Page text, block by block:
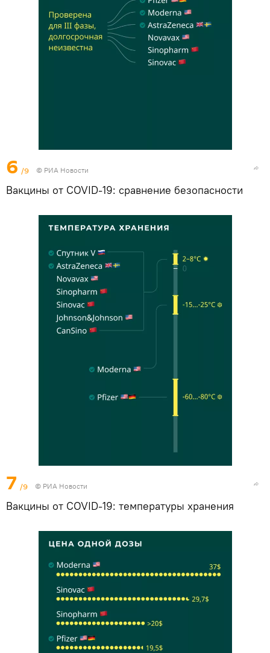
6 /9 © РИА Новости
Вакцины от COVID-19: сравнение безопасности
7 /9 © РИА Новости
Вакцины от COVID-19: температуры хранения